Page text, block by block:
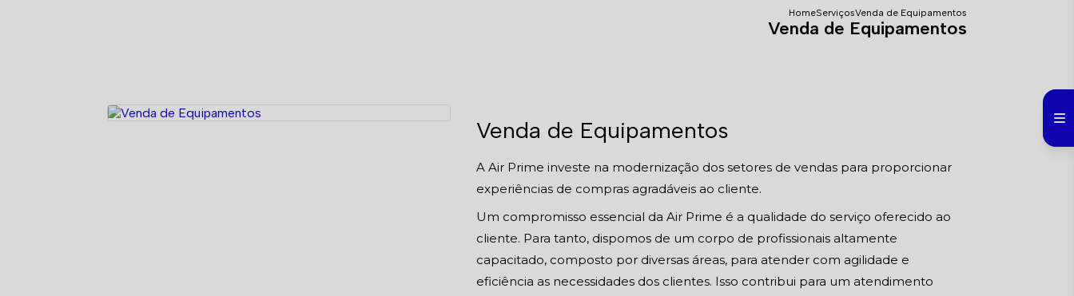
HomeServiçosVenda de Equipamentos
Venda de Equipamentos
Venda de Equipamentos
A Air Prime investe na modernização dos setores de vendas para proporcionar
experiências de compras agradáveis ao cliente.
Um compromisso essencial da Air Prime é a qualidade do serviço oferecido ao
cliente. Para tanto, dispomos de um corpo de profissionais altamente
capacitado, composto por diversas áreas, para atender com agilidade e
eficiência as necessidades dos clientes. Isso contribui para um atendimento